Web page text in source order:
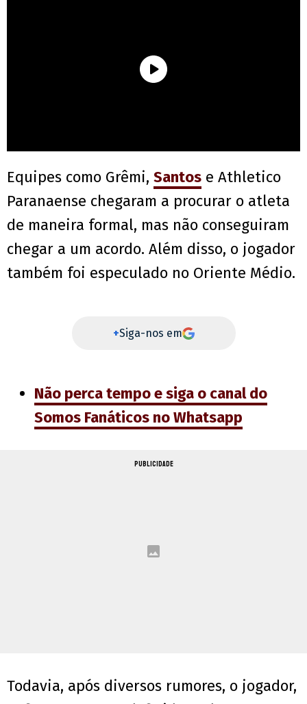
Equipes como Grêmi, Santos e Athletico
Paranaense chegaram a procurar o atleta
de maneira formal, mas não conseguiram
chegar a um acordo. Além disso, o jogador
também foi especulado no Oriente Médio.
+Siga-nos em
Não perca tempo e siga o canal do
Somos Fanáticos no Whatsapp
PUBLICIDADE
Todavia, após diversos rumores, o jogador,